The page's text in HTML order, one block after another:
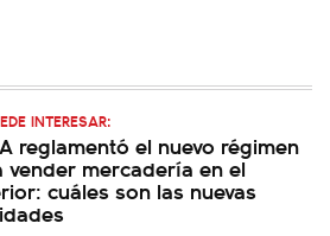
INTERESAR:
reglamentó el nuevo régimen
vender mercadería en el
cuáles son las nuevas